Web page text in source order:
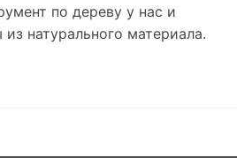
по дереву у нас и
натурального материала.